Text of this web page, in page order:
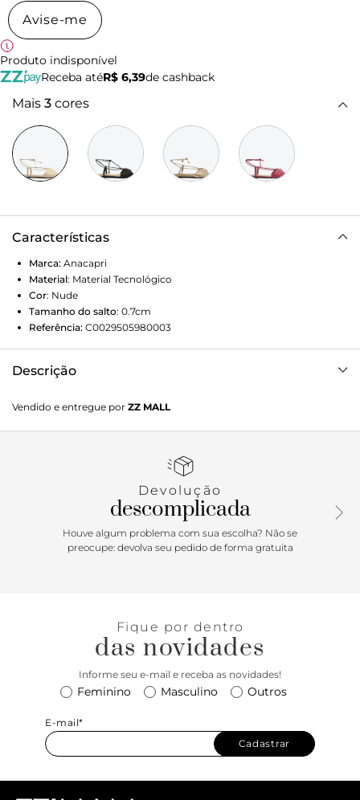
Avise-me
Produto indisponível
Receba atéR$ 6,39de cashback
Mais 3 cores
Características
Marca: Anacapri
Material: Material Tecnológico
Cor: Nude
Tamanho do salto: 0.7cm
Referência: C0029505980003
Descrição
redonda, traz duas tiras grossas com detalhe vazado central
sobre os dedos, unidas por duas tiras fininhas bombadas e
pala pelas laterais do pé. Fechamento superior em
Anacapri. O modelo deixa dedos, laterais e calcanhar à
Porque Apostar: Atemporal, a sandália de amarração é
aposta certíssima para produzir looks elegantes e que
combina com diversas peças, do jeitinho descomplicado
Vendido e entregue por ZZ MALL
Devolução
descomplicada
Houve algum problema com sua escolha? Não se
preocupe: devolva seu pedido de forma gratuita
Fique por dentro
das novidades
Informe seu e-mail e receba as novidades!
Feminino Masculino Outros
E-mail*
Cadastrar